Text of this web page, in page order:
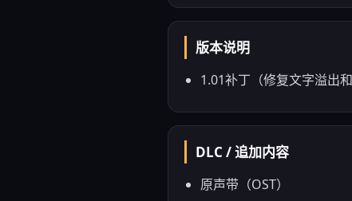
版本说明
1.01补丁（修复文字溢出和
DLC / 追加内容
原声带（OST）